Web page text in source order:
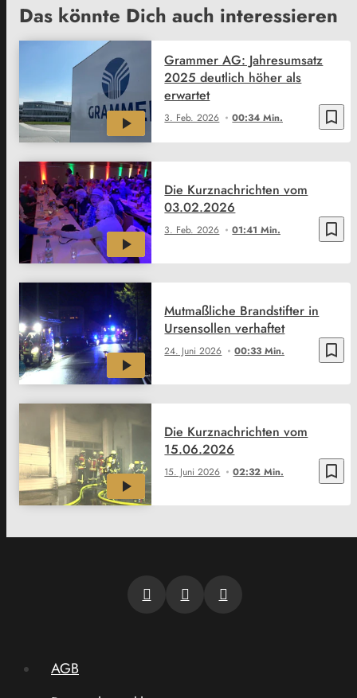
Das könnte Dich auch interessieren
bookmark_border
3. Feb. 2026 00:34 Min.
Grammer AG: Jahresumsatz
2025 deutlich höher als
erwartet
bookmark_border
3. Feb. 2026 01:41 Min.
Die Kurznachrichten vom
03.02.2026
bookmark_border
24. Juni 2026 00:33 Min.
Mutmaßliche Brandstifter in
Ursensollen verhaftet
bookmark_border
15. Juni 2026 02:32 Min.
Die Kurznachrichten vom
15.06.2026
AGB